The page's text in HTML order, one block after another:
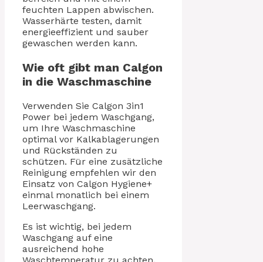
feuchten Lappen abwischen.
Wasserhärte testen, damit
energieeffizient und sauber
gewaschen werden kann.
Wie oft gibt man Calgon
in die Waschmaschine
Verwenden Sie Calgon 3in1
Power bei jedem Waschgang,
um Ihre Waschmaschine
optimal vor Kalkablagerungen
und Rückständen zu
schützen. Für eine zusätzliche
Reinigung empfehlen wir den
Einsatz von Calgon Hygiene+
einmal monatlich bei einem
Leerwaschgang.
Es ist wichtig, bei jedem
Waschgang auf eine
ausreichend hohe